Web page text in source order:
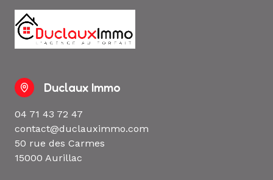
Duclaux Immo
04 71 43 72 47
contact@duclauximmo.com
50 rue des Carmes
15000 Aurillac